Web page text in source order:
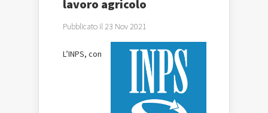
lavoro agricolo
Pubblicato il 23 Nov 2021
L’INPS, con